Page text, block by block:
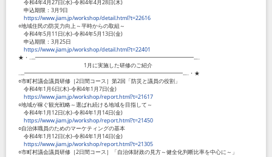
令和4年4月27日(水)-令和4年4月28日(木)
申込期限：3月9日
https://www.jiam.jp/workshop/detail.html?t=22616
○地域住民の防災力向上～平時からの取組～
令和4年5月11日(水)-令和4年5月13日(金)
申込期限：3月25日
https://www.jiam.jp/workshop/detail.html?t=22401
★・‥...━━━━━━━━━━━━━━━━━━━━━━━━━━━━━...‥
1月に実施した研修のご紹介
‥...━━━━━━━━━━━━━━━━━━━━━━━━━━━━━...‥・★
○市町村議会議員研修［2日間コース］第2回「防災と議員の役割」
令和4年1月6日(木)-令和4年1月7日(金)
https://www.jiam.jp/workshop/report.html?t=21617
○地域が稼ぐ観光戦略～選ばれ続ける地域を目指して～
令和4年1月12日(水)-令和4年1月14日(金)
https://www.jiam.jp/workshop/report.html?t=21450
○自治体職員のためのマーケティングの基本
令和4年1月12日(水)-令和4年1月14日(金)
https://www.jiam.jp/workshop/report.html?t=21305
○市町村議会議員研修［2日間コース］「自治体財政の見方～健全化判断比率を中心に～」